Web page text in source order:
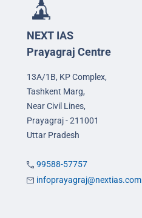
NEXT IAS
Prayagraj Centre
13A/1B, KP Complex,
Tashkent Marg,
Near Civil Lines,
Prayagraj - 211001
Uttar Pradesh
99588-57757
infoprayagraj@nextias.com